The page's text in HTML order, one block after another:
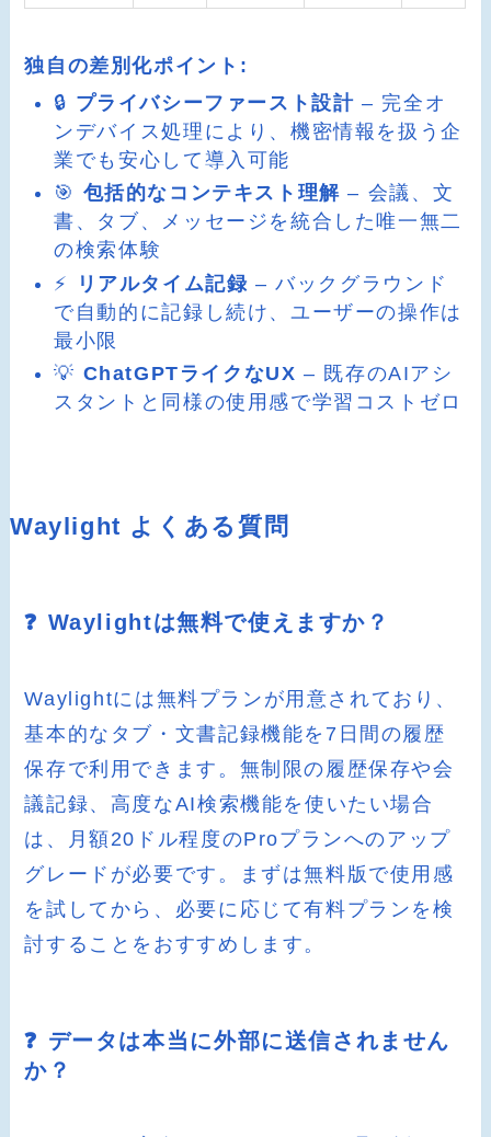
独自の差別化ポイント:
🔒 プライバシーファースト設計 – 完全オ
ンデバイス処理により、機密情報を扱う企
業でも安心して導入可能
🎯 包括的なコンテキスト理解 – 会議、文
書、タブ、メッセージを統合した唯一無二
の検索体験
⚡
リアルタイム記録 – バックグラウンド
で自動的に記録し続け、ユーザーの操作は
最小限
💡 ChatGPTライクなUX – 既存のAIアシ
スタントと同様の使用感で学習コストゼロ
Waylight よくある質問
❓ Waylightは無料で使えますか？
Waylightには無料プランが用意されており、
基本的なタブ・文書記録機能を7日間の履歴
保存で利用できます。無制限の履歴保存や会
議記録、高度なAI検索機能を使いたい場合
は、月額20ドル程度のProプランへのアップ
グレードが必要です。まずは無料版で使用感
を試してから、必要に応じて有料プランを検
討することをおすすめします。
❓ データは本当に外部に送信されません
か？